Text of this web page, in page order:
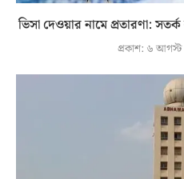
ভিসা দেওয়ার নামে প্রতারণা:
প্রকাশ: ৬ আগস্ট